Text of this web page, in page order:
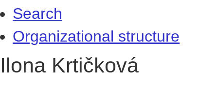
Search
Organizational structure
Ilona Krtičková